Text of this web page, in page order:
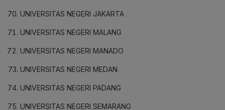
UNIVERSITAS NEGERI JAKARTA
UNIVERSITAS NEGERI MALANG
UNIVERSITAS NEGERI MANADO
UNIVERSITAS NEGERI MEDAN
UNIVERSITAS NEGERI PADANG
UNIVERSITAS NEGERI SEMARANG